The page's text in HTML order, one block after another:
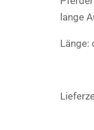
lange
Länge: